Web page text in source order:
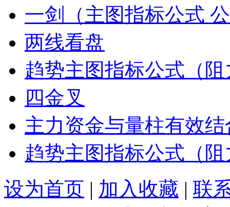
一剑（主图指标公式
两线看盘
趋势主图指标公式（
四金叉
主力资金与量柱有效
趋势主图指标公式（
设为首页 | 加入收藏 | 联